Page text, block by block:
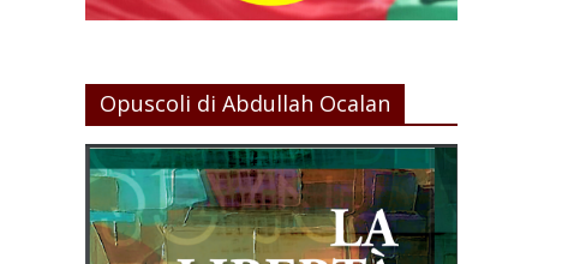
Opuscoli di Abdullah Ocalan